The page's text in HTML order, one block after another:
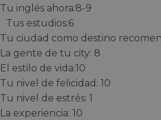
Tu inglés ahora:8-9
Tus estudios:6
Tu ciudad como destino
La gente de tu city: 8
El estilo de vida:10
Tu nivel de felicidad: 10
Tu nivel de estrés: 1
La experiencia: 10